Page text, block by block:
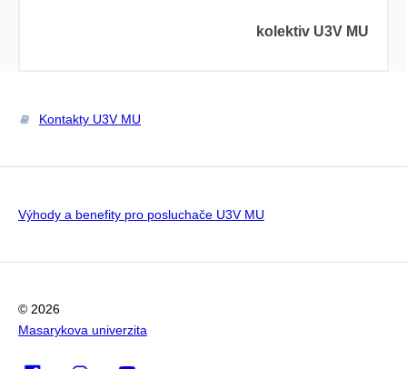
kolektiv U3V MU
Kontakty U3V MU
Výhody a benefity pro posluchače U3V MU
© 2026
Masarykova univerzita